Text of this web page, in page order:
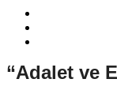
“Adalet ve